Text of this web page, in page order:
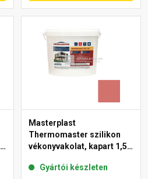
Masterplast
Thermomaster szilikon
vékonyvakolat, kapart 1,5
Gyártói készleten